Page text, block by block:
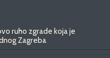
ruho zgrade koja je
Zagreba